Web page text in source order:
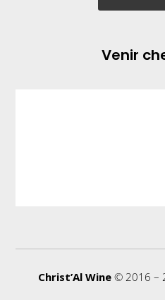
Venir
Christ’Al Wine© 2016 –